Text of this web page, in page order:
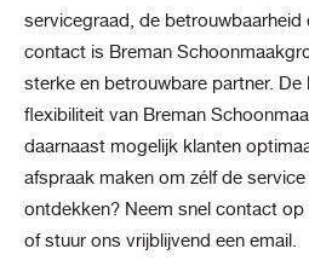
servicegraad, de betrouwbaarheid
contact is Breman
sterke en betrouwbare partner. De
flexibiliteit van Breman
daarnaast mogelijk klanten
afspraak maken om zélf de
ontdekken? Neem snel contact
of stuur ons vrijblijvend een email.